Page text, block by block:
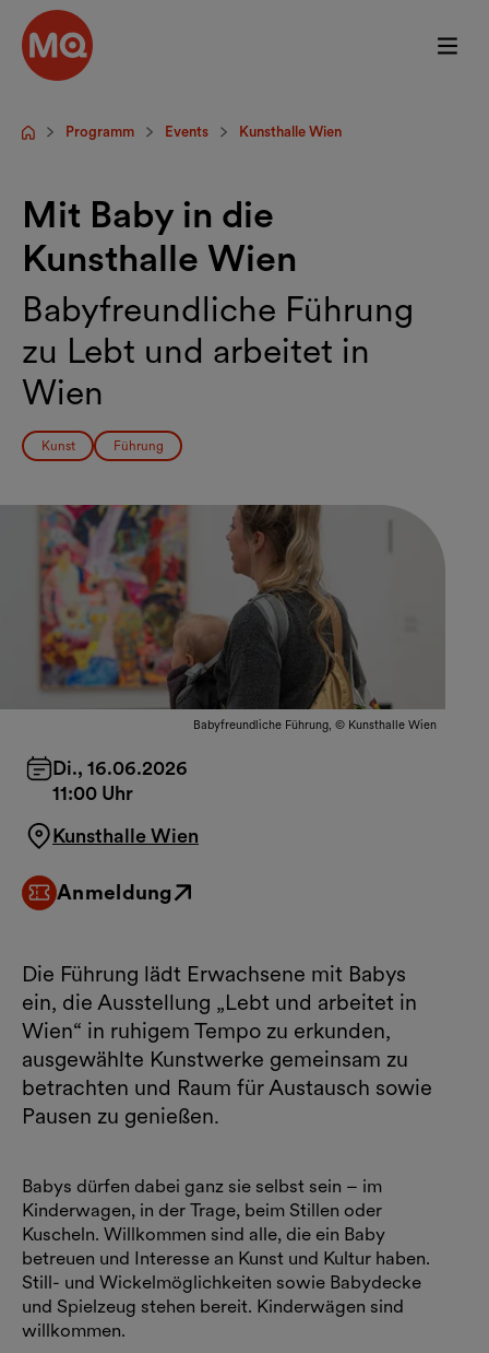
Zum Hauptinhalt springen
StartseiteProgramm Events Kunsthalle Wien
Mit Baby in die
Kunsthalle Wien
Babyfreundliche Führung
zu Lebt und arbeitet in
Wien
Kunst Führung
Babyfreundliche Führung, © Kunsthalle Wien
Di., 16.06.2026
11:00 Uhr
Kunsthalle Wien
Anmeldung
Externer Link
Die Führung lädt Erwachsene mit Babys
ein, die Ausstellung „Lebt und arbeitet in
Wien“ in ruhigem Tempo zu erkunden,
ausgewählte Kunstwerke gemeinsam zu
betrachten und Raum für Austausch sowie
Pausen zu genießen.
Babys dürfen dabei ganz sie selbst sein – im
Kinderwagen, in der Trage, beim Stillen oder
Kuscheln. Willkommen sind alle, die ein Baby
betreuen und Interesse an Kunst und Kultur haben.
Still- und Wickelmöglichkeiten sowie Babydecke
und Spielzeug stehen bereit. Kinderwägen sind
willkommen.